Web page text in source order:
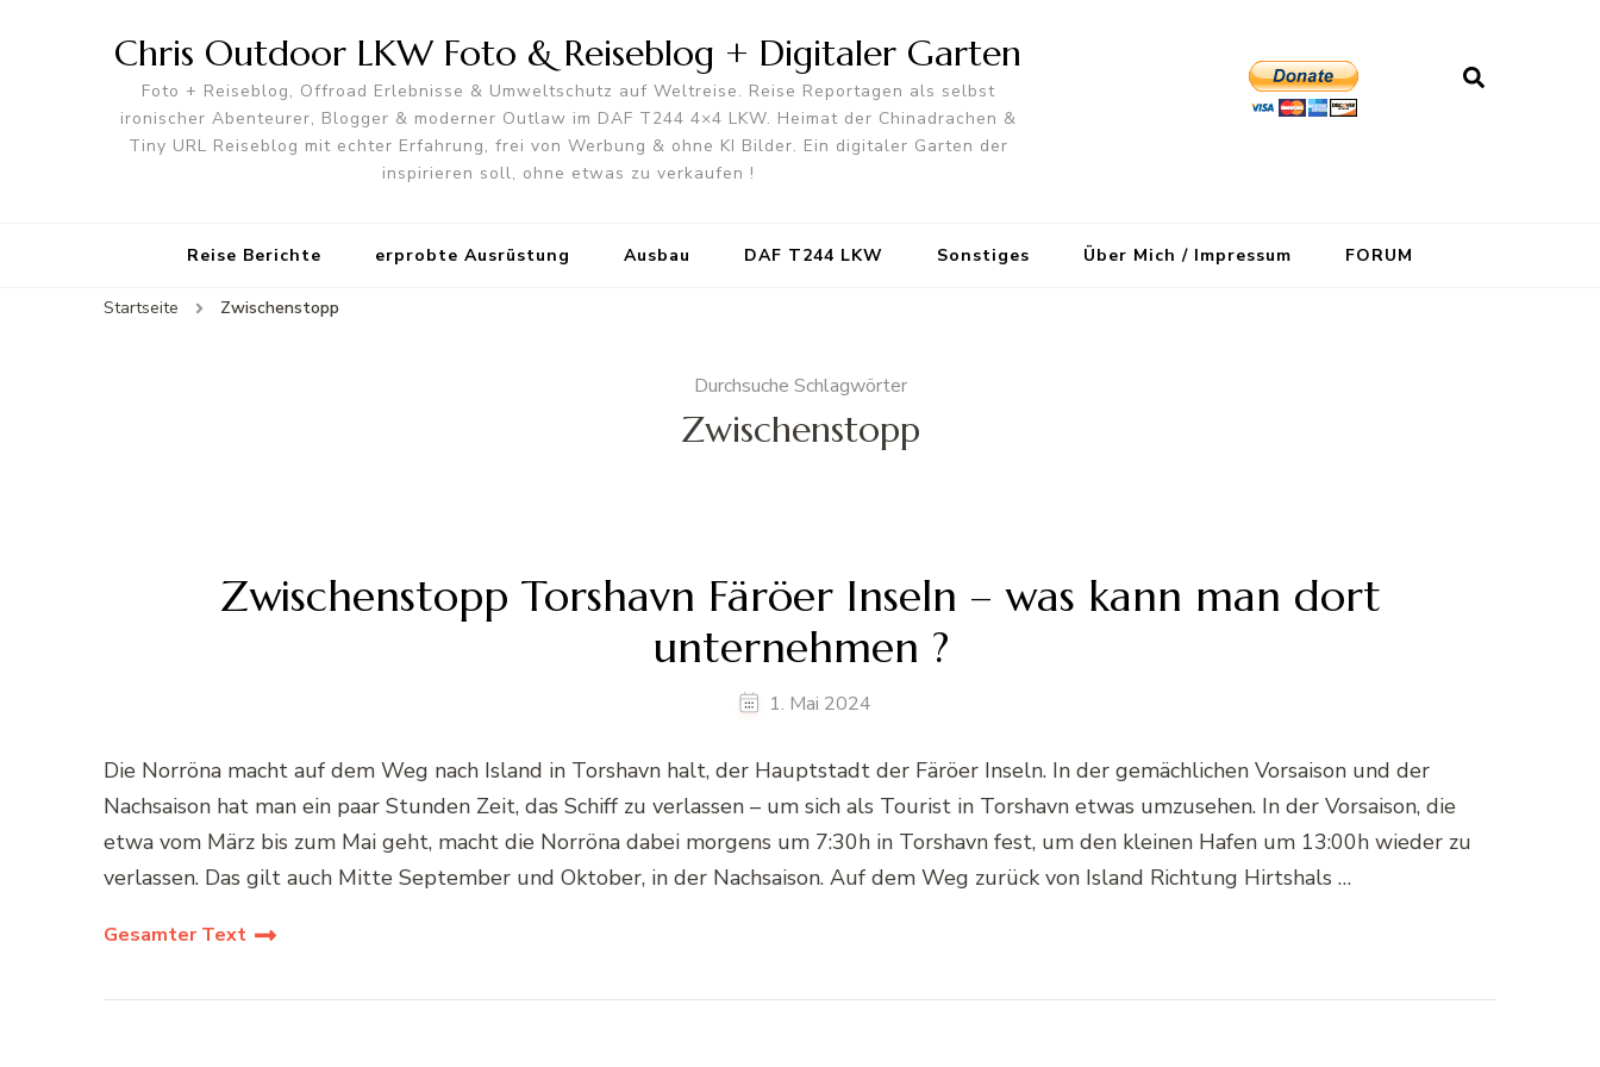
Chris Outdoor LKW Foto & Reiseblog + Digitaler Garten
Foto + Reiseblog, Offroad Erlebnisse & Umweltschutz auf Weltreise. Reise Reportagen als selbst
ironischer Abenteurer, Blogger & moderner Outlaw im DAF T244 4×4 LKW. Heimat der Chinadrachen &
Tiny URL Reiseblog mit echter Erfahrung, frei von Werbung & ohne KI Bilder. Ein digitaler Garten der
inspirieren soll, ohne etwas zu verkaufen !
Reise Berichte erprobte Ausrüstung Ausbau DAF T244 LKW Sonstiges Über Mich / Impressum FORUM
Startseite Zwischenstopp
Durchsuche Schlagwörter
Zwischenstopp
Zwischenstopp Torshavn Färöer Inseln – was kann man dort
unternehmen ?
1. Mai 2024
Die Norröna macht auf dem Weg nach Island in Torshavn halt, der Hauptstadt der Färöer Inseln. In der gemächlichen Vorsaison und der
Nachsaison hat man ein paar Stunden Zeit, das Schiff zu verlassen – um sich als Tourist in Torshavn etwas umzusehen. In der Vorsaison, die
etwa vom März bis zum Mai geht, macht die Norröna dabei morgens um 7:30h in Torshavn fest, um den kleinen Hafen um 13:00h wieder zu
verlassen. Das gilt auch Mitte September und Oktober, in der Nachsaison. Auf dem Weg zurück von Island Richtung Hirtshals …
Gesamter Text